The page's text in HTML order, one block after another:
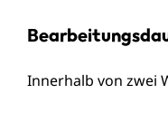
Innerhalb von zwei